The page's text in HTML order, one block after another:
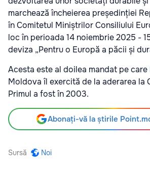
marchează încheierea președinției
în Comitetul Miniștrilor Consiliului
loc în perioada 14 noiembrie 2025 -
deviza „Pentru o Europă a păcii și
Acesta este al doilea mandat pe care
Moldova îl exercită de la aderarea la
Primul a fost în 2003.
Abonați-vă la știrile
Sursă Noi